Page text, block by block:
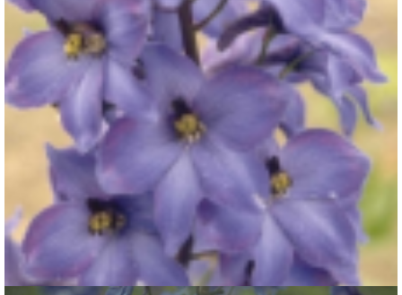
Ridderspoor
Delphinium 'Finsteraarhorn'